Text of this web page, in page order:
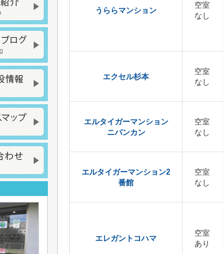
うららマンション
空室
なし
エクセル杉本
空室
なし
エルタイガーマンション
ニバンカン
空室
なし
エルタイガーマンション2
番館
空室
なし
エレガントコハマ
空室
あり